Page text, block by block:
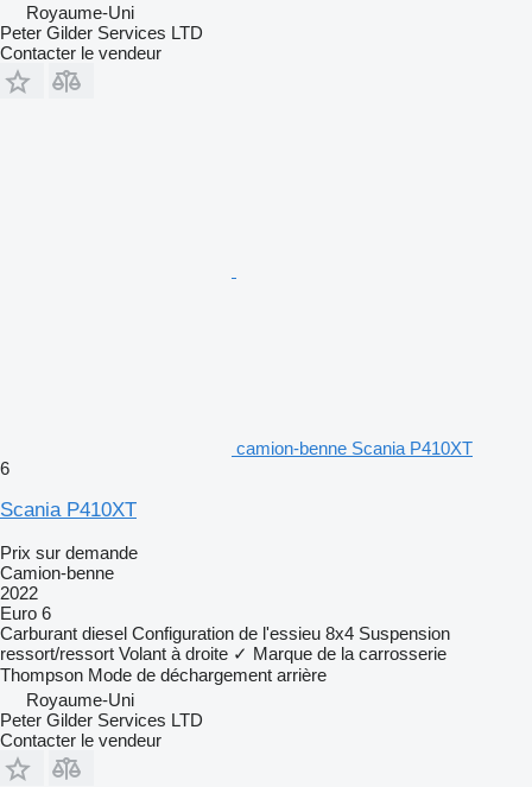
Royaume-Uni
Peter Gilder Services LTD
Contacter le vendeur
camion-benne Scania P410XT
6
Scania P410XT
Prix sur demande
Camion-benne
2022
Euro 6
Carburant diesel Configuration de l'essieu 8x4 Suspension
ressort/ressort Volant à droite ✓ Marque de la carrosserie
Thompson Mode de déchargement arrière
Royaume-Uni
Peter Gilder Services LTD
Contacter le vendeur